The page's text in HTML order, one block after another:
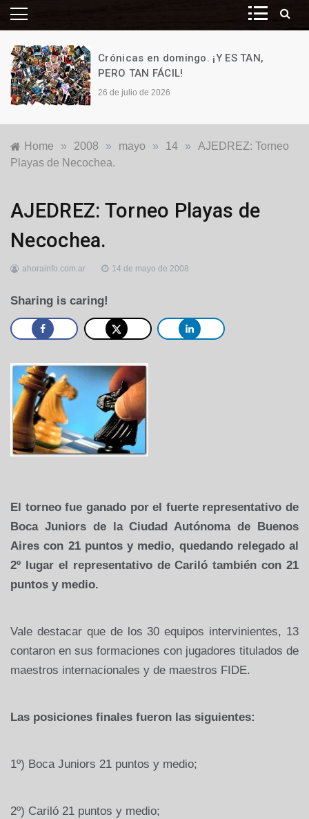
Crónicas en domingo. ¡Y ES TAN,
PERO TAN FÁCIL!
26 de julio de 2026
Home » 2008 » mayo » 14 »
AJEDREZ: Torneo
Playas de Necochea.
Locales
AJEDREZ: Torneo Playas de
Necochea.
ahorainfo.com.ar 14 de mayo de 2008
Sharing is caring!
El torneo fue ganado por el fuerte representativo de
Boca Juniors de la Ciudad Autónoma de Buenos
Aires con 21 puntos y medio, quedando relegado al
2º lugar el representativo de Cariló también con 21
puntos y medio.
Vale destacar que de los 30 equipos intervinientes, 13
contaron en sus formaciones con jugadores titulados de
maestros internacionales y de maestros FIDE.
Las posiciones finales fueron las siguientes:
1º) Boca Juniors 21 puntos y medio;
2º) Cariló 21 puntos y medio;